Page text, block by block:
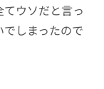
ウソだと言っ
しまったので